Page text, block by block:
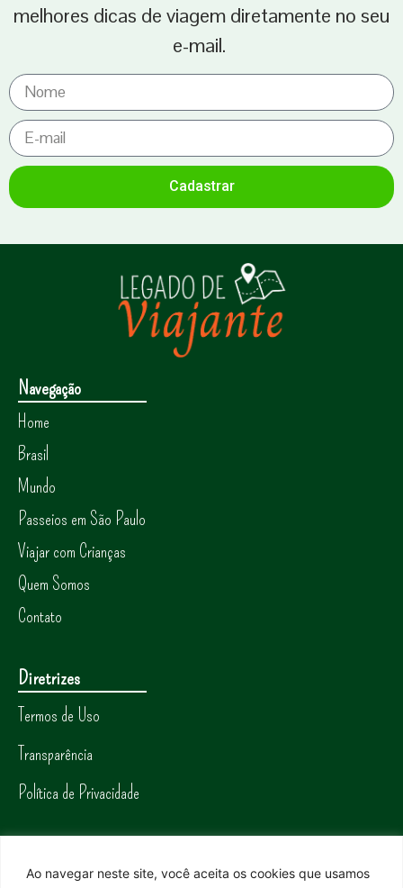
Ao navegar neste site, você aceita os cookies que usamos
melhores dicas de viagem diretamente no seu
e-mail.
Cadastrar
Navegação
Home
Brasil
Mundo
Passeios em São Paulo
Viajar com Crianças
Quem Somos
Contato
Diretrizes
Termos de Uso
Transparência
Política de Privacidade